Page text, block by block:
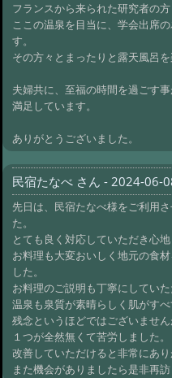
フランスから来られた研究者の
ここの温泉を目当に、学会出席
す。
その方々とまったりと露天風呂を
夫婦共に、至福の時間を過ごす
満足しています。
ありがとうございました。
民宿たなべ さん - 2024-06-
先日は、民宿たなべ様をご利用
た。
とても良く対応していただき心地
お料理も大変おいしく地元の食
した。
お料理のご説明も丁寧にしていた
温泉も泉質が素晴らしく肌がすべ
残念というほどではございませ
１つが全然無くて苦労しました。
改善していただけると非常にあり
また機会がありましたら是非再